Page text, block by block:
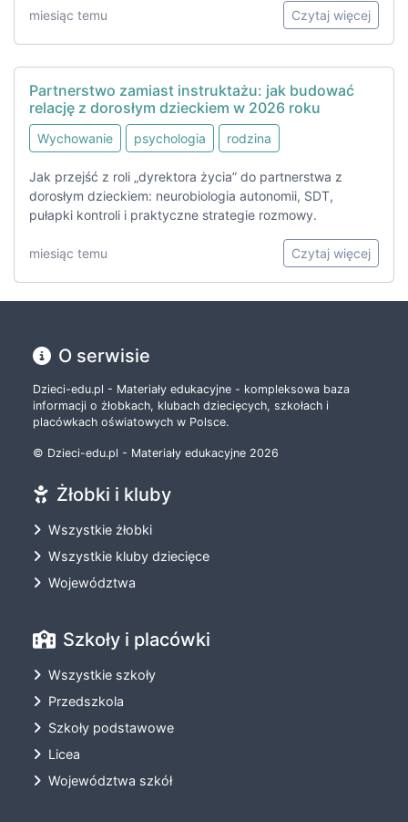
miesiąc temu Czytaj więcej
Partnerstwo zamiast instruktażu: jak budować
relację z dorosłym dzieckiem w 2026 roku
Wychowanie psychologia rodzina
Jak przejść z roli „dyrektora życia” do partnerstwa z
dorosłym dzieckiem: neurobiologia autonomii, SDT,
pułapki kontroli i praktyczne strategie rozmowy.
miesiąc temu Czytaj więcej
O serwisie
Dzieci-edu.pl - Materiały edukacyjne - kompleksowa baza
informacji o żłobkach, klubach dziecięcych, szkołach i
placówkach oświatowych w Polsce.
© Dzieci-edu.pl - Materiały edukacyjne 2026
Żłobki i kluby
Wszystkie żłobki
Wszystkie kluby dziecięce
Województwa
Szkoły i placówki
Wszystkie szkoły
Przedszkola
Szkoły podstawowe
Licea
Województwa szkół